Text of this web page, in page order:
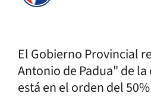
El Gobierno Provincial
Antonio de Padua" de
está en el orden del